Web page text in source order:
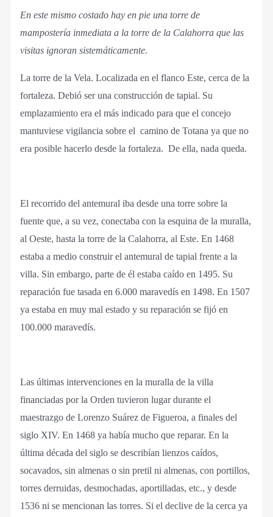
En este mismo costado hay en pie una torre de
mampostería inmediata a la torre de la Calahorra que las
visitas ignoran sistemáticamente.
La torre de la Vela. Localizada en el flanco Este, cerca de la
fortaleza. Debió ser una construcción de tapial. Su
emplazamiento era el más indicado para que el concejo
mantuviese vigilancia sobre el camino de Totana ya que no
era posible hacerlo desde la fortaleza. De ella, nada queda.
El recorrido del antemural iba desde una torre sobre la
fuente que, a su vez, conectaba con la esquina de la muralla,
al Oeste, hasta la torre de la Calahorra, al Este. En 1468
estaba a medio construir el antemural de tapial frente a la
villa. Sin embargo, parte de él estaba caído en 1495. Su
reparación fue tasada en 6.000 maravedís en 1498. En 1507
ya estaba en muy mal estado y su reparación se fijó en
100.000 maravedís.
Las últimas intervenciones en la muralla de la villa
financiadas por la Orden tuvieron lugar durante el
maestrazgo de Lorenzo Suárez de Figueroa, a finales del
siglo XIV. En 1468 ya había mucho que reparar. En la
última década del siglo se describían lienzos caídos,
socavados, sin almenas o sin pretil ni almenas, con portillos,
torres derruidas, desmochadas, aportilladas, etc., y desde
1536 ni se mencionan las torres. Si el declive de la cerca ya